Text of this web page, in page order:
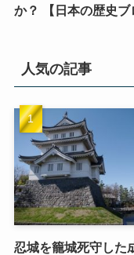
か？ 【日本の歴史ブ
人気の記事
忍城を籠城死守した